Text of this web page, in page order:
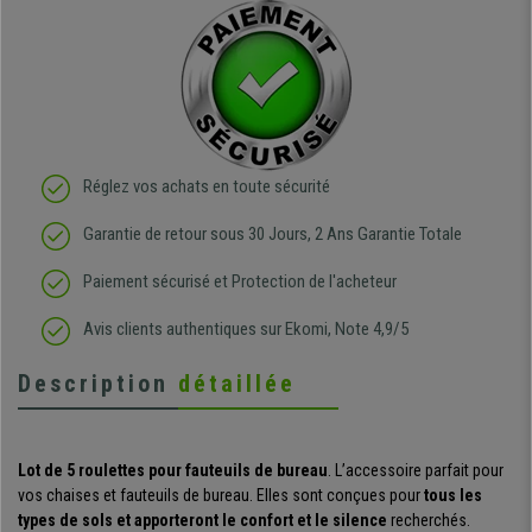
Réglez vos achats en toute sécurité
Garantie de retour sous 30 Jours, 2 Ans Garantie Totale
Paiement sécurisé et Protection de l'acheteur
Avis clients authentiques sur Ekomi, Note 4,9/5
Description détaillée
Lot de 5 roulettes pour fauteuils de bureau. L’accessoire parfait pour
vos chaises et fauteuils de bureau. Elles sont conçues pourtous les
types de sols et apporteront le confort et le silence recherchés.